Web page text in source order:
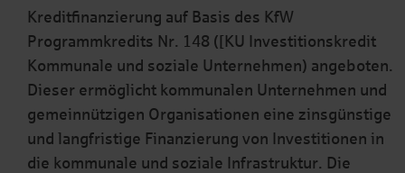
Kreditfinanzierung auf Basis des KfW
Programmkredits Nr. 148 ([KU Investitionskredit
Kommunale und soziale Unternehmen) angeboten.
Dieser ermöglicht kommunalen Unternehmen und
gemeinnützigen Organisationen eine zinsgünstige
und langfristige Finanzierung von Investitionen in
die kommunale und soziale Infrastruktur. Die